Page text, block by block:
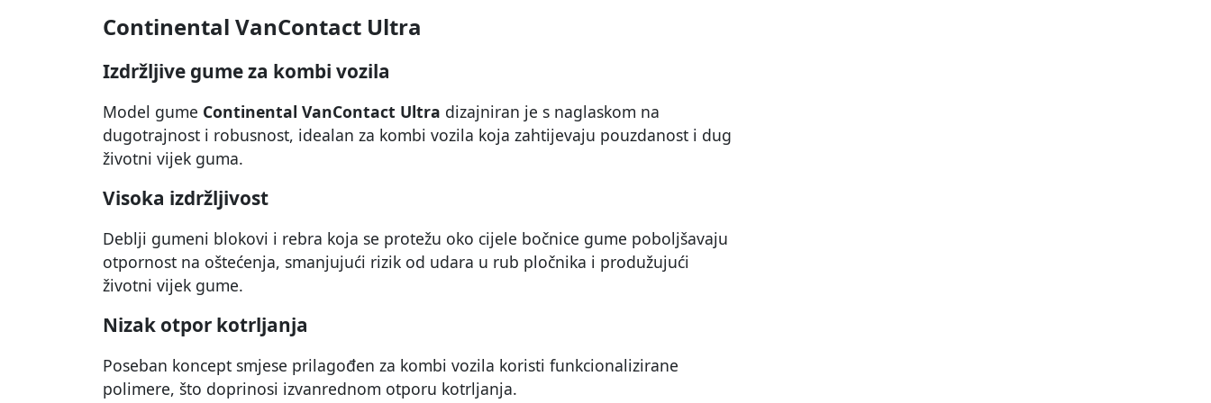
Continental VanContact Ultra
Izdržljive gume za kombi vozila
Model gume Continental VanContact Ultra dizajniran je s naglaskom na
dugotrajnost i robusnost, idealan za kombi vozila koja zahtijevaju pouzdanost i dug
životni vijek guma.
Visoka izdržljivost
Deblji gumeni blokovi i rebra koja se protežu oko cijele bočnice gume poboljšavaju
otpornost na oštećenja, smanjujući rizik od udara u rub pločnika i produžujući
životni vijek gume.
Nizak otpor kotrljanja
Poseban koncept smjese prilagođen za kombi vozila koristi funkcionalizirane
polimere, što doprinosi izvanrednom otporu kotrljanja.